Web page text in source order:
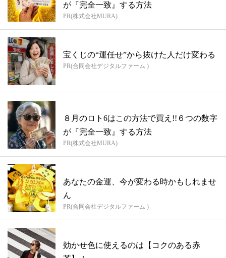
が『完全一致』する方法
PR(株式会社MURA)
宝くじの“運任せ”から抜けた人だけ変わる
PR(合同会社デジタルファーム )
８月のロト6はこの方法で買え!!６つの数字
が『完全一致』する方法
PR(株式会社MURA)
あなたの金運、今が変わる時かもしれませ
ん
PR(合同会社デジタルファーム )
効かせ色に使えるのは【コクのある赤